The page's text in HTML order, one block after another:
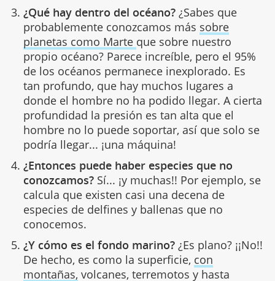
¿Qué hay dentro del océano?¿Sabes que
probablemente conozcamos más sobre
planetas como Marte que sobre nuestro
propio océano? Parece increíble, pero el 95%
de los océanos permanece inexplorado. Es
tan profundo, que hay muchos lugares a
donde el hombre no ha podido llegar. A cierta
profundidad la presión es tan alta que el
hombre no lo puede soportar, así que solo se
podría llegar... ¡una máquina!
¿Entonces puede haber especies que no
conozcamos?Sí... ¡y muchas!! Por ejemplo, se
calcula que existen casi una decena de
especies de delfines y ballenas que no
conocemos.
¿Y cómo es el fondo marino?¿Es plano? ¡¡No!!
De hecho, es como la superficie, con
montañas, volcanes, terremotos y hasta